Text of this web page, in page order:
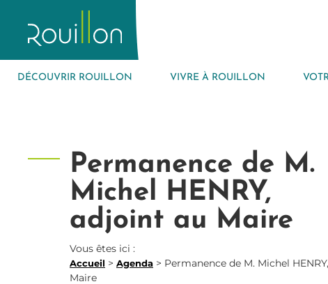
DÉCOUVRIR ROUILLON VIVRE À ROUILLON
Permanence de M.
Michel HENRY,
adjoint au Maire
Vous êtes ici :
Accueil > Agenda > Permanence de M. Michel
Maire